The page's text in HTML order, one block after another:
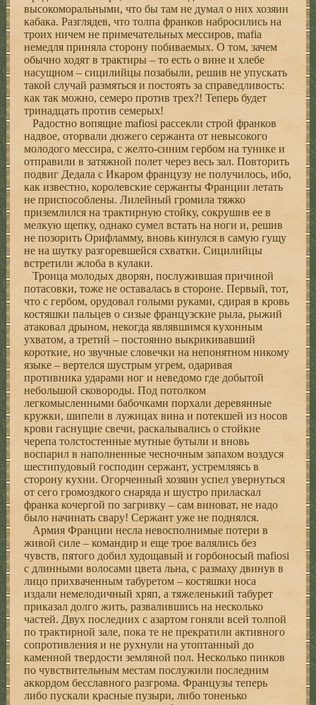
высокоморальными, что бы там не думал о них хозяин
кабака. Разглядев, что толпа франков набросились на
троих ничем не примечательных мессиров, mafia
немедля приняла сторону побиваемых. О том, зачем
обычно ходят в трактиры – то есть о вине и хлебе
насущном – сицилийцы позабыли, решив не упускать
такой случай размяться и постоять за справедливость:
как так можно, семеро против трех?! Теперь будет
тринадцать против семерых!
Радостно вопящие mafiosi рассекли строй франков
надвое, оторвали дюжего сержанта от невысокого
молодого мессира, с желто-синим гербом на тунике и
отправили в затяжной полет через весь зал. Повторить
подвиг Дедала с Икаром французу не получилось, ибо,
как известно, королевские сержанты Франции летать
не приспособлены. Лилейный громила тяжко
приземлился на трактирную стойку, сокрушив ее в
мелкую щепку, однако сумел встать на ноги и, решив
не позорить Орифламму, вновь кинулся в самую гущу
не на шутку разгоревшейся схватки. Сицилийцы
встретили жлоба в кулаки.
Троица молодых дворян, послужившая причиной
потасовки, тоже не оставалась в стороне. Первый, тот,
что с гербом, орудовал голыми руками, сдирая в кровь
костяшки пальцев о сизые французские рыла, рыжий
атаковал дрыном, некогда являвшимся кухонным
ухватом, а третий – постоянно выкрикивавший
короткие, но звучные словечки на непонятном никому
языке – вертелся шустрым угрем, одаривая
противника ударами ног и неведомо где добытой
небольшой сковороды. Под потолком
легкомысленными бабочками порхали деревянные
кружки, шипели в лужицах вина и потекшей из носов
крови гаснущие свечи, раскалывались о стойкие
черепа толстостенные мутные бутыли и вновь
воспарил в наполненные чесночным запахом воздуся
шестипудовый господин сержант, устремляясь в
сторону кухни. Огорченный хозяин успел увернуться
от сего громоздкого снаряда и шустро приласкал
франка кочергой по загривку – сам виноват, не надо
было начинать свару! Сержант уже не поднялся.
Армия Франции несла невосполнимые потери в
живой силе – командир и еще трое валялись без
чувств, пятого добил худощавый и горбоносый mafiosi
с длинными волосами цвета льна, с размаху двинув в
лицо прихваченным табуретом – костяшки носа
издали немелодичный хряп, а тяжеленький табурет
приказал долго жить, развалившись на несколько
частей. Двух последних с азартом гоняли всей толпой
по трактирной зале, пока те не прекратили активного
сопротивления и не рухнули на утоптанный до
каменной твердости земляной пол. Несколько пинков
по чувствительным местам послужили последним
аккордом бесславного разгрома. Французы теперь
либо пускали красные пузыри, либо тоненько